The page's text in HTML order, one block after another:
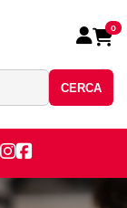
CERCA
0